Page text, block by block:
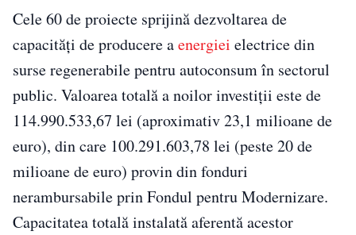
Cele 60 de proiecte sprijină dezvoltarea de
capacități de producere aenergiei electrice din
surse regenerabile pentru autoconsum în sectorul
public. Valoarea totală a noilor investiții este de
114.990.533,67 lei (aproximativ 23,1 milioane de
euro), din care 100.291.603,78 lei (peste 20 de
milioane de euro) provin din fonduri
nerambursabile prin Fondul pentru Modernizare.
Capacitatea totală instalată aferentă acestor